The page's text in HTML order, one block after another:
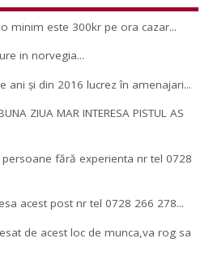
minim este 300kr pe ora cazar...
in norvegia...
ani și din 2016 lucrez în amenajari...
ZIUA MAR INTERESA PISTUL AS
persoane fără experienta nr tel 0728
acest post nr tel 0728 266 278...
de acest loc de munca,va rog sa